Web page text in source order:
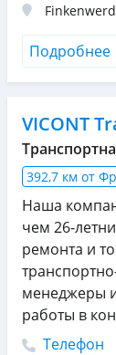
Подробнее
VICONT
392,7 км от
Наша
чем 26-
ремонта и
менеджеры
работы в
Телефон